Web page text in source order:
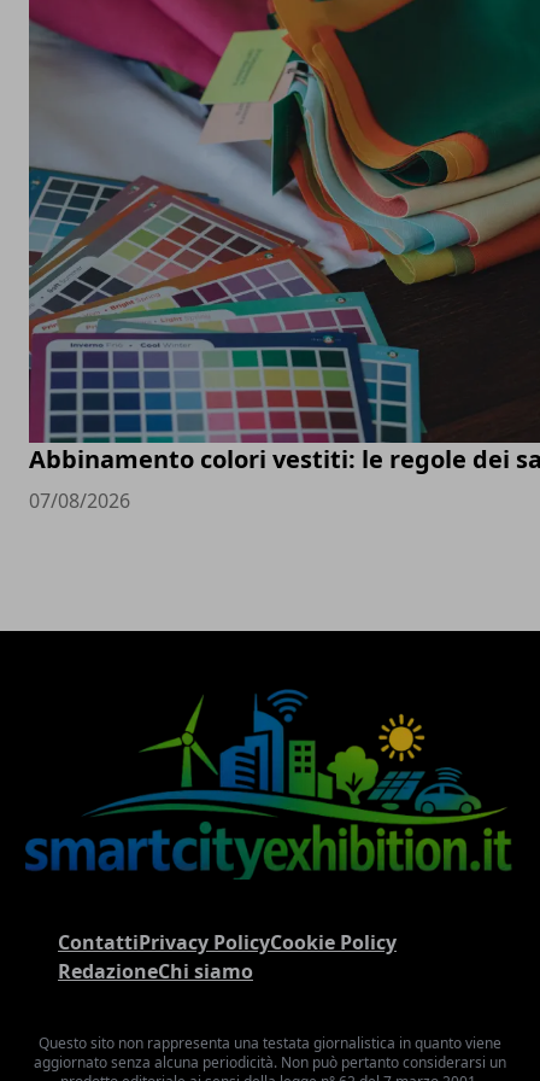
Abbinamento colori vestiti: le regole dei
07/08/2026
ContattiPrivacy PolicyCookie Policy
RedazioneChi siamo
Questo sito non rappresenta una testata giornalistica in quanto viene
aggiornato senza alcuna periodicità. Non può pertanto considerarsi un